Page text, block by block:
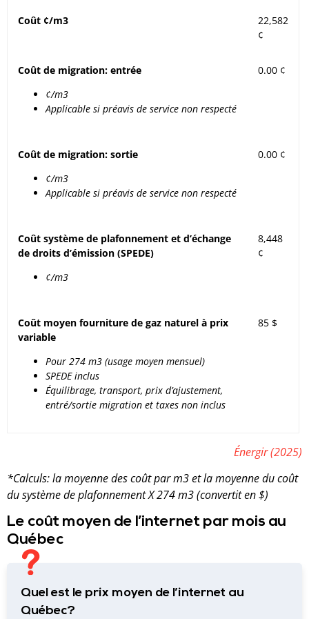
Coût ¢/m3
22,582
¢
Coût de migration: entrée
¢/m3
Applicable si préavis de service non respecté
0.00 ¢
Coût de migration: sortie
¢/m3
Applicable si préavis de service non respecté
0.00 ¢
Coût système de plafonnement et d’échange
de droits d’émission (SPEDE)
¢/m3
8,448
¢
Coût moyen fourniture de gaz naturel à prix
variable
Pour 274 m3 (usage moyen mensuel)
SPEDE inclus
Équilibrage, transport, prix d’ajustement,
entré/sortie migration et taxes non inclus
85 $
Énergir (2025)
*Calculs: la moyenne des coût par m3 et la moyenne du coût
du système de plafonnement X 274 m3 (convertit en $)
Le coût moyen de l’internet par mois au
Québec
Quel est le prix moyen de l’internet au
Québec?